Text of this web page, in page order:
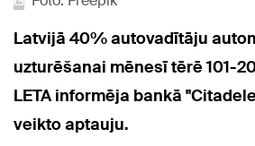
Latvijā 40% autovadītāju
uzturēšanai mēnesī tērē 101-
LETA informēja bankā
veikto aptauju.